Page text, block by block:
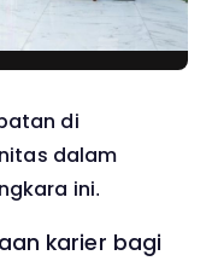
di
dalam
ini.
karier bagi